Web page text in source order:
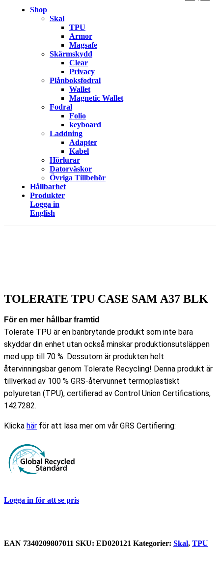
Shop
Skal
TPU
Armor
Magsafe
Skärmskydd
Clear
Privacy
Plånboksfodral
Wallet
Magnetic Wallet
Fodral
Folio
keyboard
Laddning
Adapter
Kabel
Hörlurar
Datorväskor
Övriga Tillbehör
Hållbarhet
Produkter
Logga in
English
TOLERATE TPU CASE SAM A37 BLK
För en mer hållbar framtid
Tolerate TPU är en banbrytande produkt som inte bara
skyddar din enhet utan också minskar produktionsutsläppen
med upp till 70 %. Dessutom är produkten helt
återvinningsbar genom Tolerate Recycling! Denna produkt är
tillverkad av 100 % GRS-återvunnet termoplastiskt
polyuretan (TPU), certifierad av Control Union Certifications,
1427282.
Klicka här för att läsa mer om vår GRS Certifiering:
Logga in för att se pris
EAN ‌7340209807011 SKU: ED020121 Kategorier: Skal, TPU